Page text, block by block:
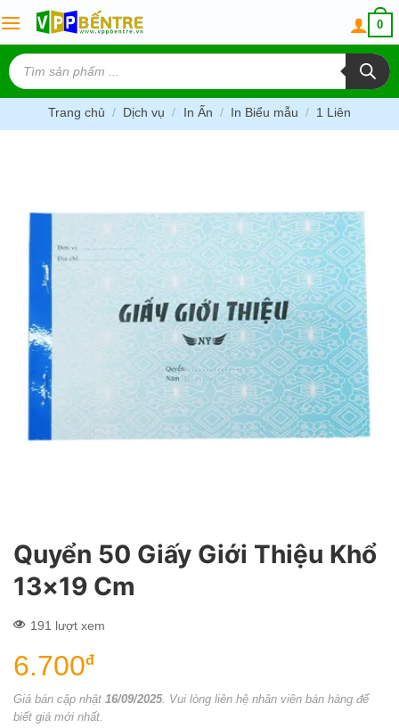
to
content
0
Tìm
kiếm
sản
phẩm
Trang chủ / Dịch vụ / In Ấn / In Biểu mẫu / 1 Liên
Quyển 50 Giấy Giới Thiệu Khổ
13×19 Cm
191 lượt xem
6.700đ
Giá bán cập nhật 16/09/2025. Vui lòng liên hệ nhân viên bán hàng để
biết giá mới nhất.